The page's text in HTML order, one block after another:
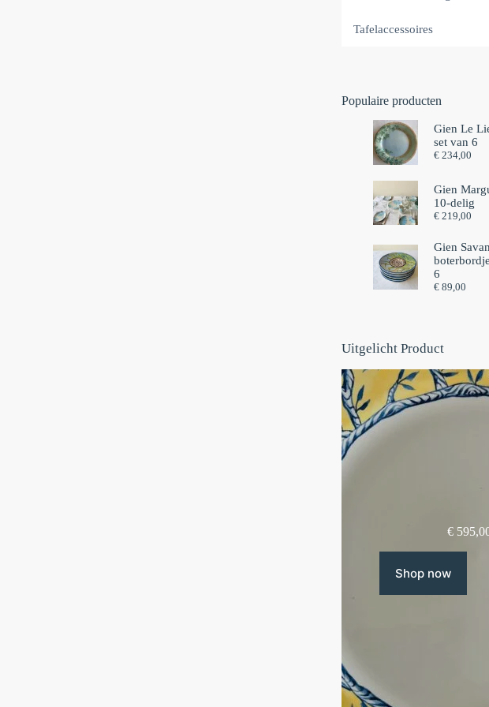
Tafelaccessoires
Populaire producten
Gien Le
set van 6
€234,00
Gien
10-delig
€219,00
Gien
6⁠
€89,00
Uitgelicht Product
€
Shop now